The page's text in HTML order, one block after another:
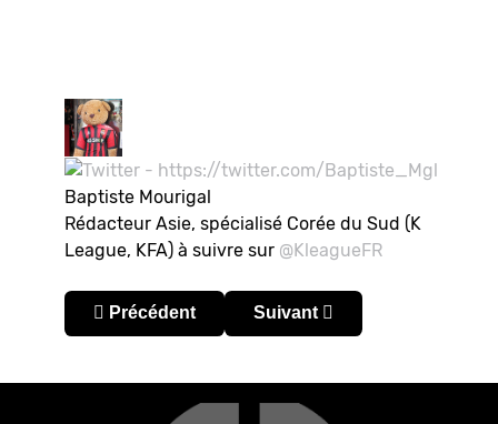
Baptiste Mourigal
Rédacteur Asie, spécialisé Corée du Sud (K
League, KFA) à suivre sur @KleagueFR
Article précédent : Corée du Sud – K League
Précédent Article suivant : Corée du
Suivant